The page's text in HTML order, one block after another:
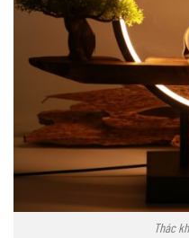
Thác